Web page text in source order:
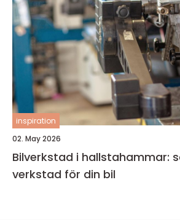
inspiration
02. May 2026
Bilverkstad i hallstahammar:
verkstad för din bil